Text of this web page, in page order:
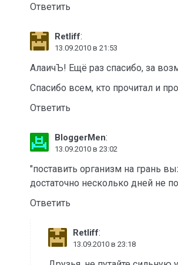
Ответить
Retliff:
13.09.2010 в 21:53
АлаичЪ! Ещё раз спасибо, за
Спасибо всем, кто прочитал и
Ответить
BloggerMen:
13.09.2010 в 23:02
"поставить организм на грань
достаточно несколько дней не
Ответить
Retliff:
13.09.2010 в 23:18